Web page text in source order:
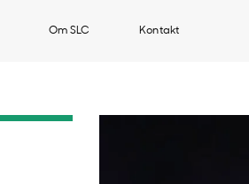
Om SLC Kontakt